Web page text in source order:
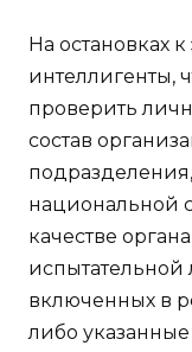
На остановках
интеллигенты,
проверить
состав
национальной
качестве
испытательной
включенных в
либо